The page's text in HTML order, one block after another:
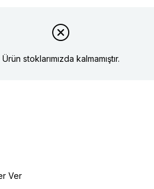
Ürün stoklarımızda kalmamıştır.
Ver